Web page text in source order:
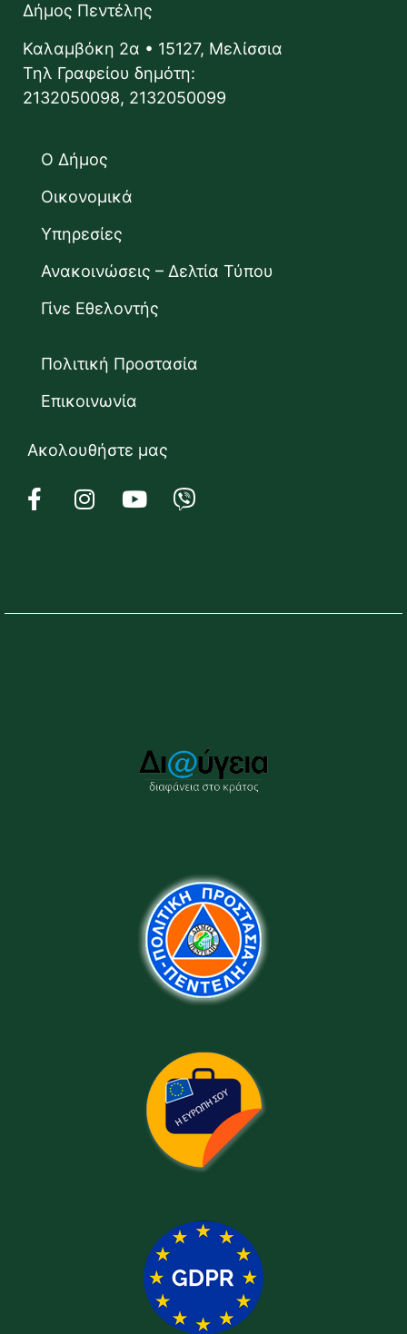
Δήμος Πεντέλης
Καλαμβόκη 2α • 15127, Μελίσσια
Τηλ Γραφείου δημότη:
2132050098, 2132050099
Ο Δήμος
Οικονομικά
Υπηρεσίες
Ανακοινώσεις – Δελτία Τύπου
Γίνε Εθελοντής
Πολιτική Προστασία
Επικοινωνία
Ακολουθήστε μας